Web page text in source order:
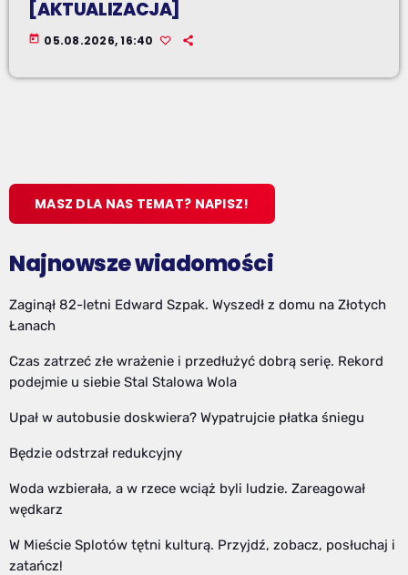
[AKTUALIZACJA]
today 05.08.2026, 16:40
MASZ DLA NAS TEMAT? NAPISZ!
Najnowsze wiadomości
Zaginął 82-letni Edward Szpak. Wyszedł z domu na Złotych
Łanach
Czas zatrzeć złe wrażenie i przedłużyć dobrą serię. Rekord
podejmie u siebie Stal Stalowa Wola
Upał w autobusie doskwiera? Wypatrujcie płatka śniegu
Będzie odstrzał redukcyjny
Woda wzbierała, a w rzece wciąż byli ludzie. Zareagował
wędkarz
W Mieście Splotów tętni kulturą. Przyjdź, zobacz, posłuchaj i
zatańcz!